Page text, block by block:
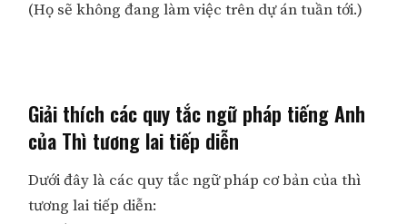
(Họ sẽ không đang làm việc trên dự án tuần tới.)
Giải thích các quy tắc ngữ pháp tiếng Anh
của Thì tương lai tiếp diễn
Dưới đây là các quy tắc ngữ pháp cơ bản của thì
tương lai tiếp diễn: